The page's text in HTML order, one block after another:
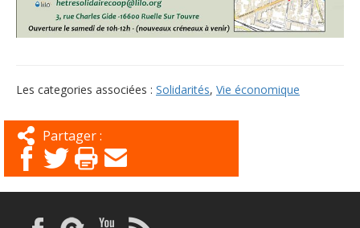
Les categories associées : Solidarités, Vie économique
Partager :